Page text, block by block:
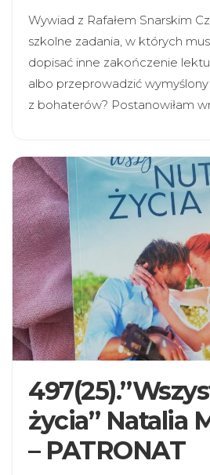
Wywiad z Rafałem Snarskim
szkolne zadania, w których
dopisać inne zakończenie
albo przeprowadzić
z bohaterów? Postanowiłam
życia” Natalia
– PATRONAT